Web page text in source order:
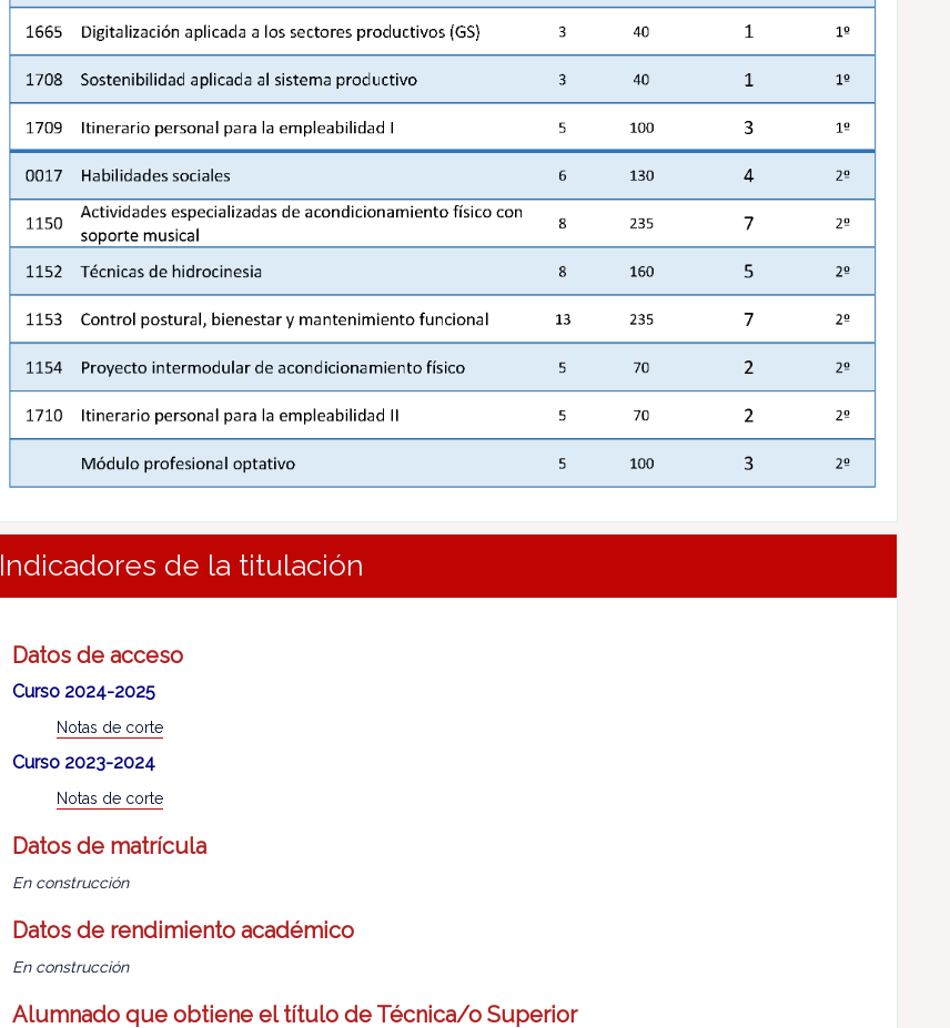
Indicadores de la titulación
Datos de acceso
Curso 2024-2025
Notas de corte
Curso 2023-2024
Notas de corte
Datos de matrícula
En construcción
Datos de rendimiento académico
En construcción
Alumnado que obtiene el título de Técnica/o Superior